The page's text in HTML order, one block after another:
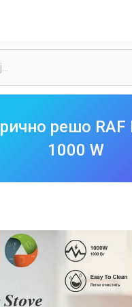
решо RAF
1000 W